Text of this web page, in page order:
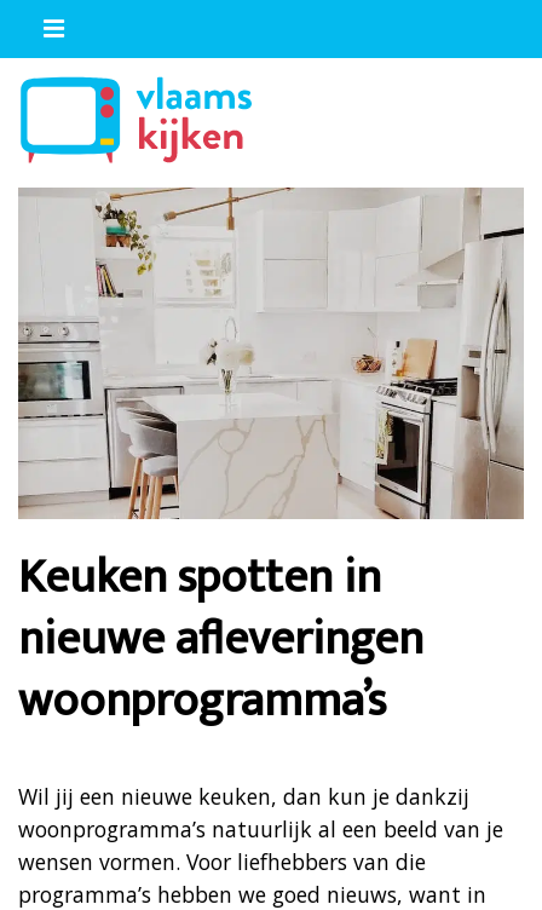
Keuken spotten in
nieuwe afleveringen
woonprogramma’s
Wil jij een nieuwe keuken, dan kun je dankzij
woonprogramma’s natuurlijk al een beeld van je
wensen vormen. Voor liefhebbers van die
programma’s hebben we goed nieuws, want in